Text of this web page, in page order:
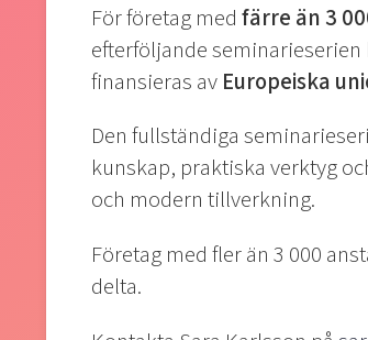
För företag medfärre än 3
efterföljande seminarieserien
finansieras av Europeiska
Den fullständiga
kunskap, praktiska verktyg
och modern tillverkning.
Företag med fler än 3 000
delta.